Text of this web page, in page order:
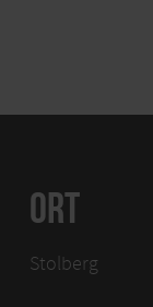
ORT
Stolberg